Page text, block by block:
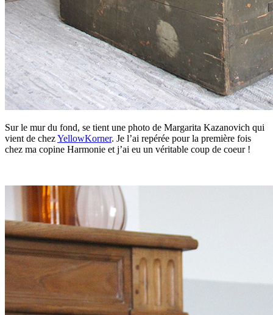
Sur le mur du fond, se tient une photo de Margarita Kazanovich qui
vient de chezYellowKorner. Je l’ai repérée pour la première fois
chez ma copine Harmonie et j’ai eu un véritable coup de coeur !